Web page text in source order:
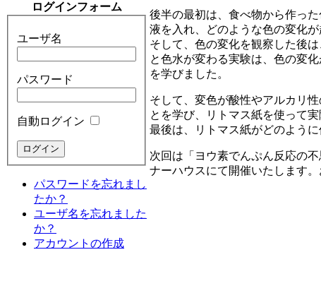
ログインフォーム
ユーザ名
パスワード
自動ログイン
パスワードを忘れまし
たか？
ユーザ名を忘れました
か？
アカウントの作成
後半の最初は、食べ物から作っ
液を入れ、どのような色の変化が
そして、色の変化を観察した後
と色水が変わる実験は、色の変
を学びました。
そして、変色が酸性やアルカリ
とを学び、リトマス紙を使って
最後は、リトマス紙がどのよう
次回は「ヨウ素でんぷん反応の
ナーハウスにて開催いたします。